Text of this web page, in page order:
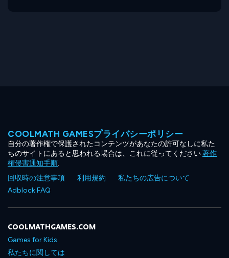
COOLMATH GAMESプライバシーポリシー
自分の著作権で保護されたコンテンツがあなたの許可なしに私た
ちのサイトにあると思われる場合は、これに従ってください著作
権侵害通知手順.
回収時の注意事項
利用規約
私たちの広告について
Adblock FAQ
COOLMATHGAMES.COM
Games for Kids
私たちに関しては